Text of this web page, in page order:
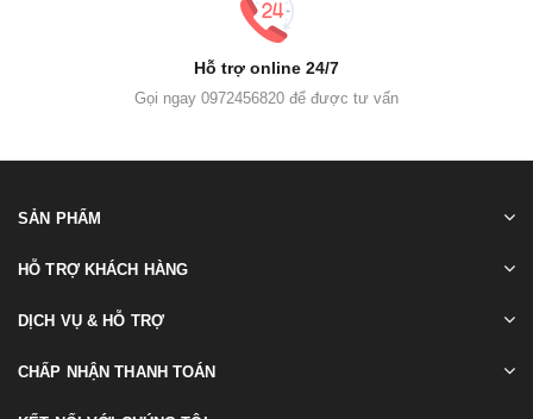
Hỗ trợ online 24/7
Gọi ngay 0972456820 để được tư vấn
SẢN PHẨM
HỖ TRỢ KHÁCH HÀNG
DỊCH VỤ & HỖ TRỢ
CHẤP NHẬN THANH TOÁN